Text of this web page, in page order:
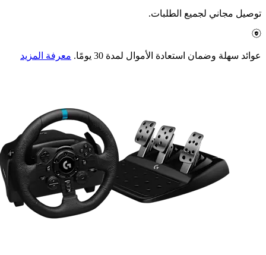
توصيل مجاني لجميع الطلبات.
عوائد سهلة وضمان استعادة الأموال لمدة 30 يومًا. معرفة المزيد